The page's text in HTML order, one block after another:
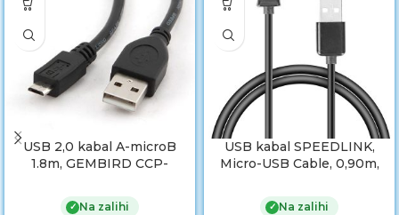
USB 2,0 kabal A-microB
1.8m, GEMBIRD CCP-
✓ Na zalihi
USB kabal SPEEDLINK,
Micro-USB Cable, 0,90m,
✓ Na zalihi